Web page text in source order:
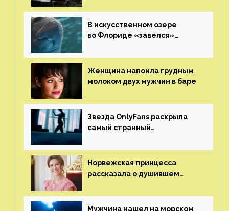
В искусственном озере
во Флориде «завелся»
Женщина напоила грудным
молоком двух мужчин в баре
Звезда OnlyFans раскрыла
самый странный
от фаната
Норвежская принцесса
рассказала о душившем
генерала
Мужчина нашел на морском